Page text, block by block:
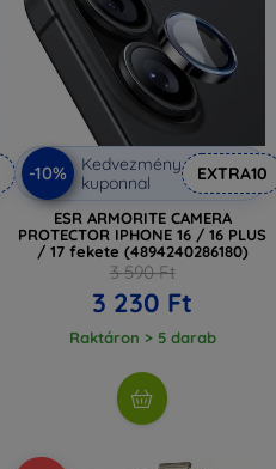
-10%
Kedvezmény
kuponnal
EXTRA10
ESR ARMORITE CAMERA
PROTECTOR IPHONE 16 / 16 PLUS
/ 17 fekete (4894240286180)
3 590 Ft
3 230 Ft
Raktáron > 5 darab